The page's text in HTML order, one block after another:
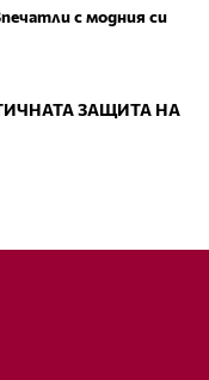
с модния си
ЗАЩИТА НА